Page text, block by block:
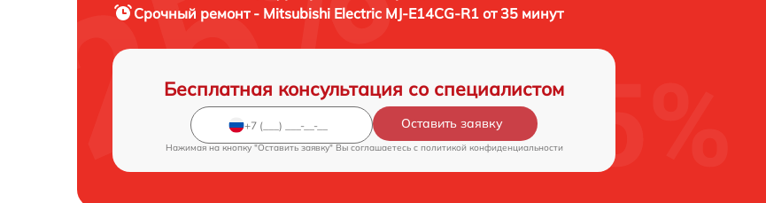
Срочный ремонт - Mitsubishi Electric MJ-E14CG-R1 от 35 минут
Бесплатная консультация со специалистом
Оставить заявку
Нажимая на кнопку "Оставить заявку" Вы соглашаетесь c политикой конфиденциальности